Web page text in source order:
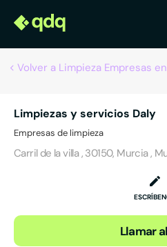
Volver a Limpieza Empresas
Limpiezas y servicios Daly
Empresas de limpieza
Carril de la villa , 30150, Murcia ,
Llamar